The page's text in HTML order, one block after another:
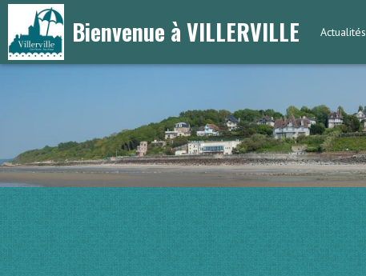
Bienvenue à VILLERVILLE Actualités